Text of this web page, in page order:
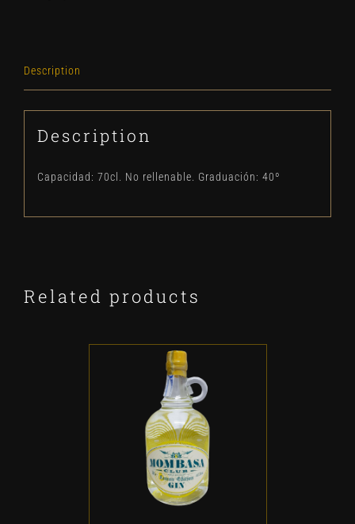
Description
Description
Capacidad: 70cl. No rellenable. Graduación: 40º
Related products
ADD TO CART / DETALLES